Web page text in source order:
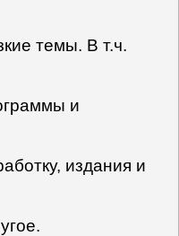
темы. В т.ч.
и
издания и